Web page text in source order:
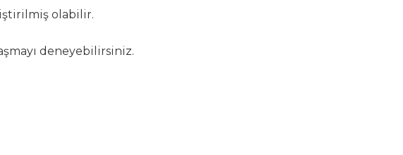
olabilir.
deneyebilirsiniz.